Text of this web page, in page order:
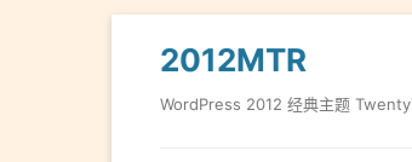
2012MTR
WordPress 2012 经典主题